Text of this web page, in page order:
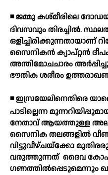
◾ ജമ്മു കശ്മീരിലെ
ദിവസവും തിരച്ചില്‍.
ഒളിച്ചിരിക്കുന്നതായാണ്
സൈനികന്‍ ക്യാപ്റ്റന്‍
അന്തിമോചചാരം
ഭൗതിക ശരീരം
◾ ഇസ്രയേലിനെതിരെ
പാടില്ലെന്ന
നേതാവ് ആയത്തുള്ള അലി
സൈനിക തലങ്ങളില്‍
വിട്ടുവീഴ്ചയ്‌ക്കോ
വരുത്തുന്നത് ദൈവ
ഗണത്തില്‍പ്പെടുമെന്നും